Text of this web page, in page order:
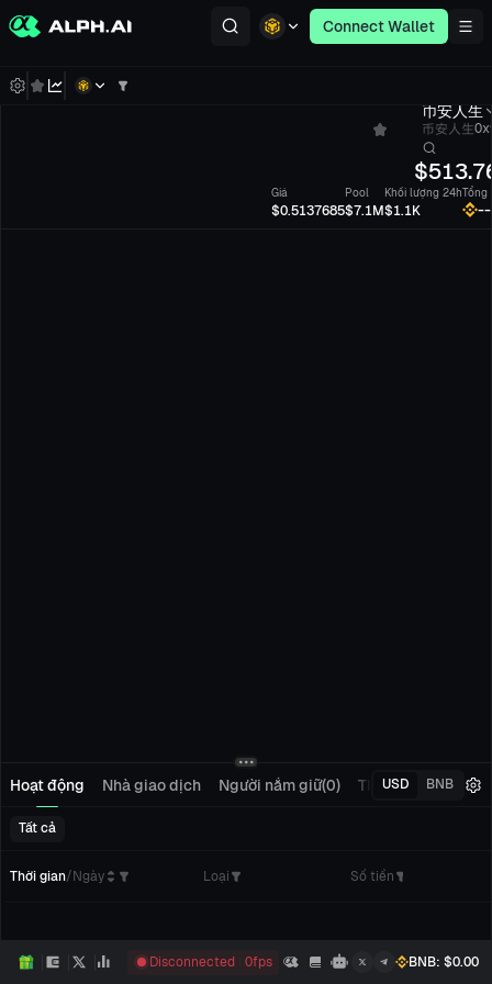
Connect Wallet
币安人生
币安人生
$
Giá
$0.5137685
Pool
$7.1M
Khối lượng 24h
$1.1K
Tổng
--
Hoạt động Nhà giao dịch Người nắm giữ(0) Theo dõi(0) Đơn
USD BNB
Tất cả
Thời gian/Ngày Loại Số tiền
Disconnected 0fps BNB: $0.00